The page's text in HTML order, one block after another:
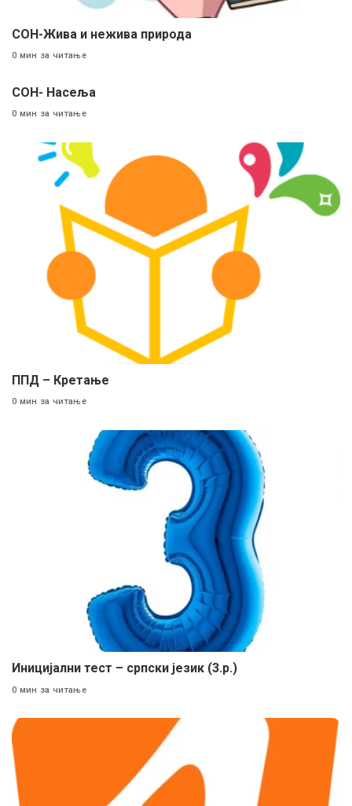
СОН-Жива и нежива природа
0 мин за читање
СОН- Насеља
0 мин за читање
ППД – Кретање
0 мин за читање
Иницијални тест – српски језик (3.р.)
0 мин за читање